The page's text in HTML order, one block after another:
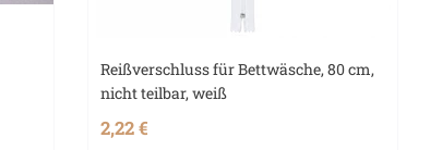
Reißverschluss für Bettwäsche, 80 cm,
nicht teilbar, weiß
2,22 €